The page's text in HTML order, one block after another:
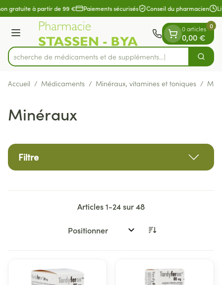
Aller au contenu
1 de 1
gratuite à partir de 99 € Paiements sécurisés Conseil du pharmacien
Menu
Rechercher
Recherche de médicaments et
0 articles
0,00 €
0
Accueil / Médicaments / Minéraux, vitamines et toniques /
Minéraux
Filtre
Articles1-24sur48
Trier par: